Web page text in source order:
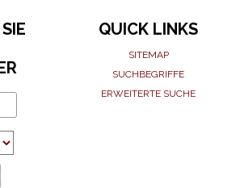
QUICK LINKS
SITEMAP
SUCHBEGRIFFE
ERWEITERTE SUCHE